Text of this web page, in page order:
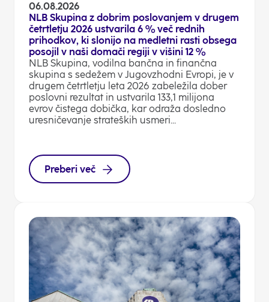
06.08.2026
NLB Skupina z dobrim poslovanjem v drugem
četrtletju 2026 ustvarila 6 % več rednih
prihodkov, ki slonijo na medletni rasti obsega
posojil v naši domači regiji v višini 12 %
NLB Skupina, vodilna bančna in finančna
skupina s sedežem v Jugovzhodni Evropi, je v
drugem četrtletju leta 2026 zabeležila dober
poslovni rezultat in ustvarila 133,1 milijona
evrov čistega dobička, kar odraža dosledno
uresničevanje strateških usmeri...
Preberi več